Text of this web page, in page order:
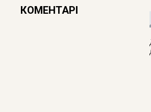
КОМЕНТАРІ